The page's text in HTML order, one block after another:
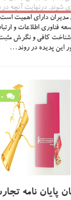
شوند. درنهایت آنچه
مدیران دارای اهمیت
فناوری اطلاعات و
شناخت کافی و نگرش
این پدیده در روند…
0
پایان نامه